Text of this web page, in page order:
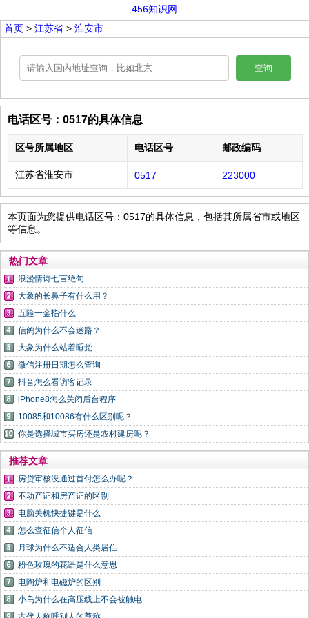
456知识网
首页 > 江苏省 > 淮安市
查询
电话区号：0517的具体信息
区号所属地区 电话区号 邮政编码
江苏省淮安市 0517 223000
本页面为您提供电话区号：0517的具体信息，包括其所属省市或地区
等信息。
热门文章
浪漫情诗七言绝句
大象的长鼻子有什么用？
五险一金指什么
信鸽为什么不会迷路？
大象为什么站着睡觉
微信注册日期怎么查询
抖音怎么看访客记录
iPhone8怎么关闭后台程序
10085和10086有什么区别呢？
你是选择城市买房还是农村建房呢？
推荐文章
房贷审核没通过首付怎么办呢？
不动产证和房产证的区别
电脑关机快捷键是什么
怎么查征信个人征信
月球为什么不适合人类居住
粉色玫瑰的花语是什么意思
电陶炉和电磁炉的区别
小鸟为什么在高压线上不会被触电